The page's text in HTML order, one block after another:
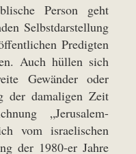
Person geht
Selbstdarstellung
Predigten
Auch hüllen sich
Gewänder oder
der damaligen Zeit
„Jerusalem-
vom israelischen
der 1980-er Jahre